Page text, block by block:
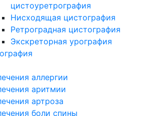
цистоуретрография
Нисходящая цистография
Ретроградная цистография
Экскреторная урография
аллергии
аритмии
артроза
боли спины